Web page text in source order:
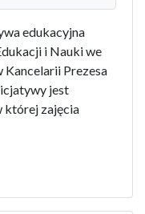
edukacyjna
i Nauki we
Kancelarii Prezesa
jest
której zajęcia